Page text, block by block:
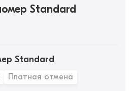
Standard
Standard
Платная отмена